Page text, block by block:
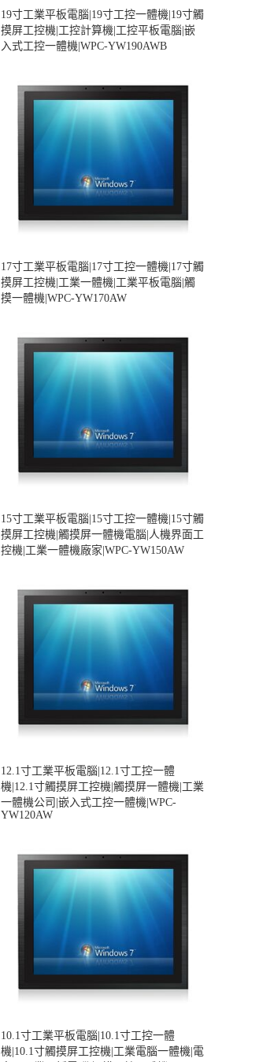
19寸工業平板電腦|19寸工控一體機|19寸觸
摸屏工控機|工控計算機|工控平板電腦|嵌
入式工控一體機|WPC-YW190AWB
17寸工業平板電腦|17寸工控一體機|17寸觸
摸屏工控機|工業一體機|工業平板電腦|觸
摸一體機|WPC-YW170AW
15寸工業平板電腦|15寸工控一體機|15寸觸
摸屏工控機|觸摸屏一體機電腦|人機界面工
控機|工業一體機廠家|WPC-YW150AW
12.1寸工業平板電腦|12.1寸工控一體
機|12.1寸觸摸屏工控機|觸摸屏一體機|工業
一體機公司|嵌入式工控一體機|WPC-
YW120AW
10.1寸工業平板電腦|10.1寸工控一體
機|10.1寸觸摸屏工控機|工業電腦一體機|電